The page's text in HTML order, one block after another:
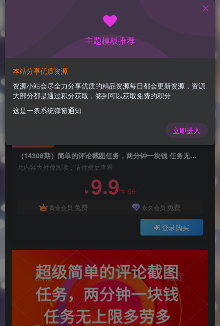
（14308期）简单的评论截图任务，两分钟一块钱
任务无上限多劳多得，随时随地都能做
1年前更新
82 12
（14308期）简单的评论截图任务，两分钟一块钱 任务无上限多劳多得，随时随地都能做
此内容为付费阅读，请付费后查看
￥ 9.9￥99
黄金会员 免费 永久会员 免费
登录购买
主题模板推荐
本站分享优质资源
资源小站会尽全力分享优质的精品资源每日都会更新资源，资源
大部分都是通过积分获取，签到可以获取免费的积分
这是一条系统弹窗通知
立即进入